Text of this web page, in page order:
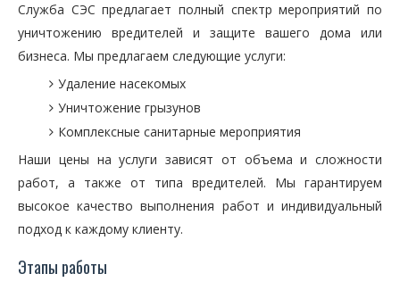
Служба СЭС предлагает полный спектр мероприятий по
уничтожению вредителей и защите вашего дома или
бизнеса. Мы предлагаем следующие услуги:
Удаление насекомых
Уничтожение грызунов
Комплексные санитарные мероприятия
Наши цены на услуги зависят от объема и сложности
работ, а также от типа вредителей. Мы гарантируем
высокое качество выполнения работ и индивидуальный
подход к каждому клиенту.
Этапы работы